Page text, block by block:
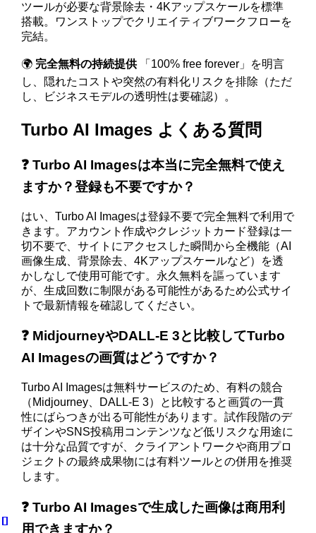
ツールが必要な背景除去・4Kアップスケールを標準
搭載。ワンストップでクリエイティブワークフローを
完結。
🌍 完全無料の持続提供「100% free forever」を明言
し、隠れたコストや突然の有料化リスクを排除（ただ
し、ビジネスモデルの透明性は要確認）。
Turbo AI Images よくある質問
❓ Turbo AI Imagesは本当に完全無料で使え
ますか？登録も不要ですか？
はい、Turbo AI Imagesは登録不要で完全無料で利用で
きます。アカウント作成やクレジットカード登録は一
切不要で、サイトにアクセスした瞬間から全機能（AI
画像生成、背景除去、4Kアップスケールなど）を透
かしなしで使用可能です。永久無料を謳っています
が、生成回数に制限がある可能性があるため公式サイ
トで最新情報を確認してください。
❓ MidjourneyやDALL-E 3と比較してTurbo
AI Imagesの画質はどうですか？
Turbo AI Imagesは無料サービスのため、有料の競合
（Midjourney、DALL-E 3）と比較すると画質の一貫
性にばらつきが出る可能性があります。試作段階のデ
ザインやSNS投稿用コンテンツなど低リスクな用途に
は十分な品質ですが、クライアントワークや商用プロ
ジェクトの最終成果物には有料ツールとの併用を推奨
します。
❓ Turbo AI Imagesで生成した画像は商用利
用できますか？